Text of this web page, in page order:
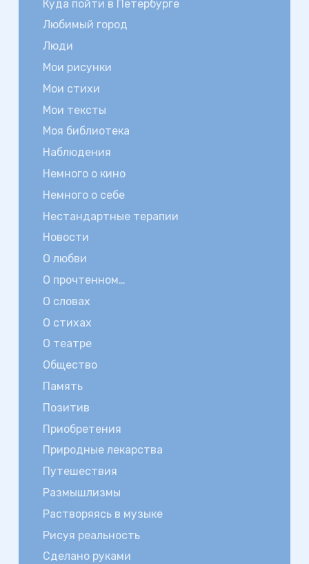
Куда пойти в Петербурге
Любимый город
Люди
Мои рисунки
Мои стихи
Мои тексты
Моя библиотека
Наблюдения
Немного о кино
Немного о себе
Нестандартные терапии
Новости
О любви
О прочтенном…
О словах
О стихах
О театре
Общество
Память
Позитив
Приобретения
Природные лекарства
Путешествия
Размышлизмы
Растворяясь в музыке
Рисуя реальность
Сделано руками